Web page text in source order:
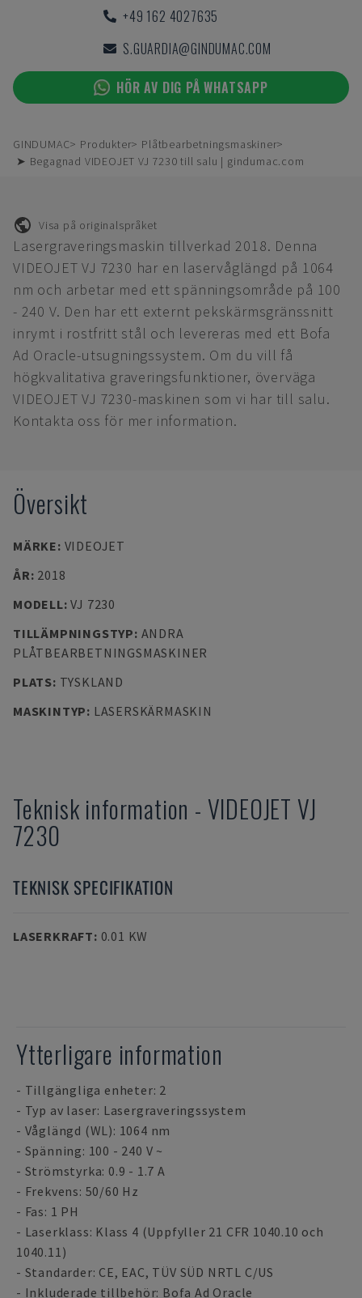
+49 162 4027635
S.GUARDIA@GINDUMAC.COM
HÖR AV DIG PÅ WHATSAPP
GINDUMAC Produkter
Plåtbearbetningsmaskiner
➤ Begagnad VIDEOJET VJ 7230 till salu | gindumac.com
Visa på originalspråket
Lasergraveringsmaskin tillverkad 2018. Denna
VIDEOJET VJ 7230 har en laservåglängd på 1064
nm och arbetar med ett spänningsområde på 100
- 240 V. Den har ett externt pekskärmsgränssnitt
inrymt i rostfritt stål och levereras med ett Bofa
Ad Oracle-utsugningssystem. Om du vill få
högkvalitativa graveringsfunktioner, överväga
VIDEOJET VJ 7230-maskinen som vi har till salu.
Kontakta oss för mer information.
Översikt
MÄRKE: VIDEOJET
ÅR: 2018
MODELL:VJ 7230
TILLÄMPNINGSTYP: ANDRA
PLÅTBEARBETNINGSMASKINER
PLATS: TYSKLAND
MASKINTYP: LASERSKÄRMASKIN
Teknisk information - VIDEOJET VJ
7230
TEKNISK SPECIFIKATION
LASERKRAFT: 0.01 KW
Ytterligare information
- Tillgängliga enheter: 2
- Typ av laser: Lasergraveringssystem
- Våglängd (WL): 1064 nm
- Spänning: 100 - 240 V ~
- Strömstyrka: 0.9 - 1.7 A
- Frekvens: 50/60 Hz
- Fas: 1 PH
- Laserklass: Klass 4 (Uppfyller 21 CFR 1040.10 och
1040.11)
- Standarder: CE, EAC, TÜV SÜD NRTL C/US
- Inkluderade tillbehör: Bofa Ad Oracle